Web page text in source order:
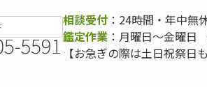
相談受付 ：24時間・年中無
鑑定作業 ：月曜日〜金曜
【お急ぎの際は土日祝祭日